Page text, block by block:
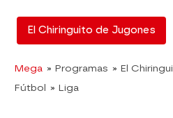
El Chiringuito de Jugones
Mega » Programas » El
Fútbol » Liga